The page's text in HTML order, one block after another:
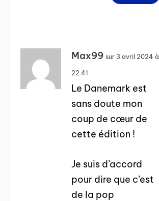
Max99 sur 3 avril 2024 à
22:41
Le Danemark est
sans doute mon
coup de cœur de
cette édition !
Je suis d’accord
pour dire que c’est
de la pop